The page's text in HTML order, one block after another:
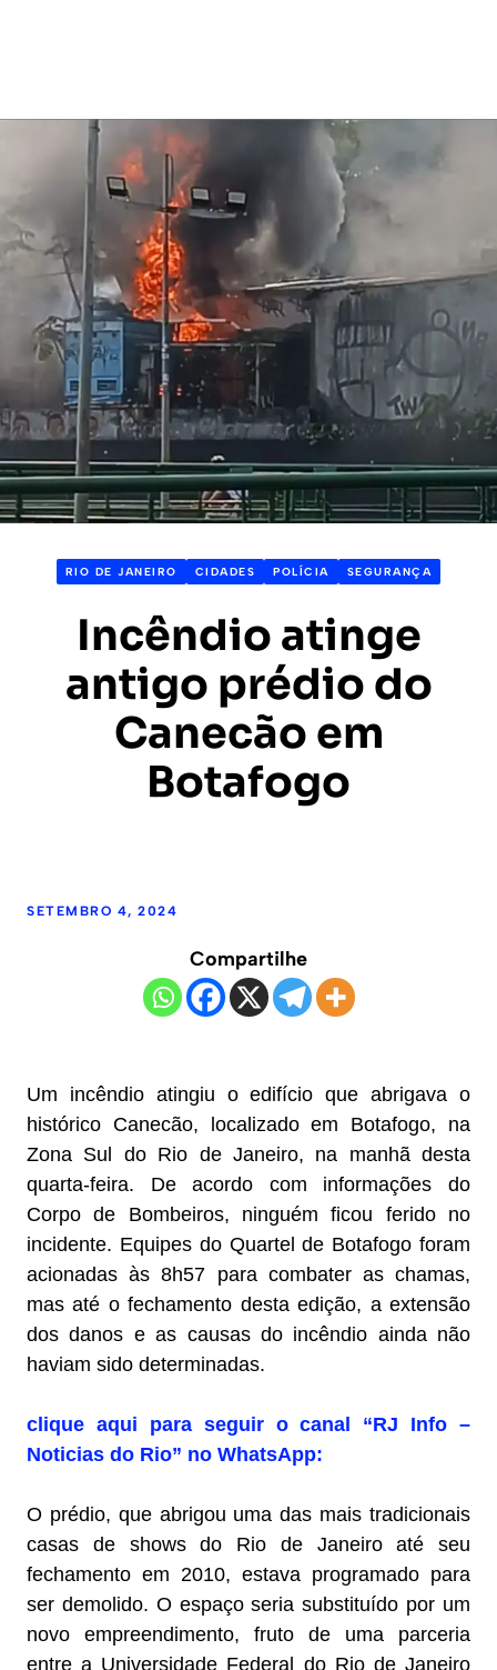
RIO DE JANEIRO CIDADES POLÍCIA SEGURANÇA
Incêndio atinge
antigo prédio do
Canecão em
Botafogo
SETEMBRO 4, 2024
Compartilhe
Um incêndio atingiu o edifício que abrigava o
histórico Canecão, localizado em Botafogo, na
Zona Sul do Rio de Janeiro, na manhã desta
quarta-feira. De acordo com informações do
Corpo de Bombeiros, ninguém ficou ferido no
incidente. Equipes do Quartel de Botafogo foram
acionadas às 8h57 para combater as chamas,
mas até o fechamento desta edição, a extensão
dos danos e as causas do incêndio ainda não
haviam sido determinadas.
clique aqui para seguir o canal “RJ Info –
Noticias do Rio” no WhatsApp:
O prédio, que abrigou uma das mais tradicionais
casas de shows do Rio de Janeiro até seu
fechamento em 2010, estava programado para
ser demolido. O espaço seria substituído por um
novo empreendimento, fruto de uma parceria
entre a Universidade Federal do Rio de Janeiro